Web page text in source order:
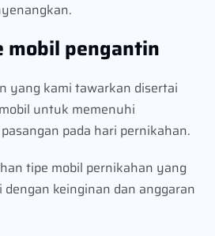
mobil pengantin
yang kami tawarkan disertai
untuk memenuhi
pada hari pernikahan.
tipe mobil pernikahan yang
keinginan dan anggaran